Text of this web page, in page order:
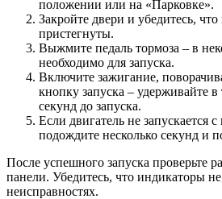
положении или на «Парковке».
Закройте двери и убедитесь,
пристегнуты.
Выжмите педаль тормоза – в
необходимо для запуска.
Включите зажигание,
кнопку запуска – удерживайте в
секунд до запуска.
Если двигатель не запускается с
подождите несколько секунд и
После успешного запуска проверьте
панели. Убедитесь, что индикаторы
неисправностях.